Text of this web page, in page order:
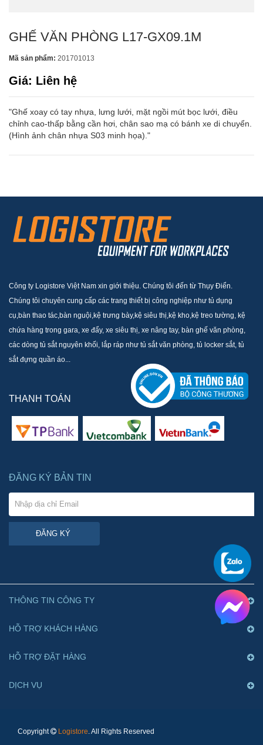
GHẾ VĂN PHÒNG L17-GX09.1M
Mã sản phẩm: 201701013
Giá: Liên hệ
"Ghế xoay có tay nhựa, lưng lưới, mặt ngồi mút bọc lưới, điều
chỉnh cao-thấp bằng cần hơi, chân sao mạ có bánh xe di chuyển.
(Hình ảnh chân nhựa S03 minh họa)."
Công ty Logistore Việt Nam xin giới thiệu. Chúng tôi đến từ Thụy Điển.
Chúng tôi chuyên cung cấp các trang thiết bị công nghiệp như tủ dụng
cụ,bàn thao tác,bàn nguội,kệ trưng bày,kệ siêu thị,kệ kho,kệ treo tường, kệ
chứa hàng trong gara, xe đẩy, xe siêu thị, xe nâng tay, bàn ghế văn phòng,
các dòng tủ sắt nguyên khối, lắp ráp như tủ sắt văn phòng, tủ locker sắt, tủ
sắt đựng quần áo...
THANH TOÁN
ĐĂNG KÝ BẢN TIN
ĐĂNG KÝ
THÔNG TIN CÔNG TY
HỖ TRỢ KHÁCH HÀNG
HỖ TRỢ ĐẶT HÀNG
DỊCH VỤ
Copyright Logistore. All Rights Reserved